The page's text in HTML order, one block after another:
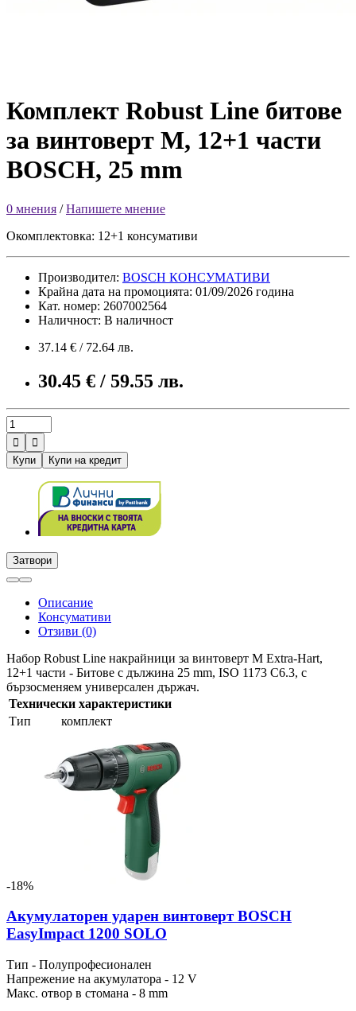
Комплект Robust Line битове
за винтоверт M, 12+1 части
BOSCH, 25 mm
0 мнения /Напишете мнение
Окомплектовка: 12+1 консумативи
Производител: BOSCH КОНСУМАТИВИ
Крайна дата на промоцията: 01/09/2026 година
Кат. номер: 2607002564
Наличност: В наличност
37.14 € / 72.64 лв.
30.45 € / 59.55 лв.


Купи
Купи на кредит
Затвори
Описание
Консумативи
Отзиви (0)
Набор Robust Line накрайници за винтоверт M Extra-Hart,
12+1 части - Битове с дължина 25 mm, ISO 1173 C6.3, с
бързосменяем универсален държач.
Технически характеристики
Тип
комплект
-18%
Акумулаторен ударен винтоверт BOSCH
EasyImpact 1200 SOLO
Тип - Полупрофесионален
Напрежение на акумулатора - 12 V
Макс. отвор в стомана - 8 mm